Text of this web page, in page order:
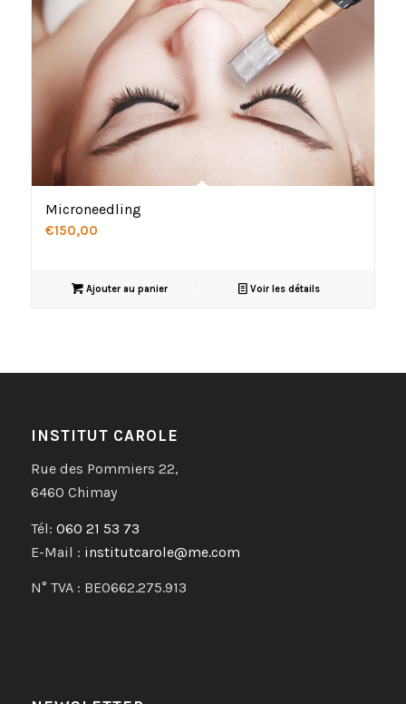
Microneedling
€150,00
Ajouter au panier Voir les détails
INSTITUT CAROLE
Rue des Pommiers 22,
6460 Chimay
Tél: 060 21 53 73
E-Mail : institutcarole@me.com
N° TVA : BE0662.275.913